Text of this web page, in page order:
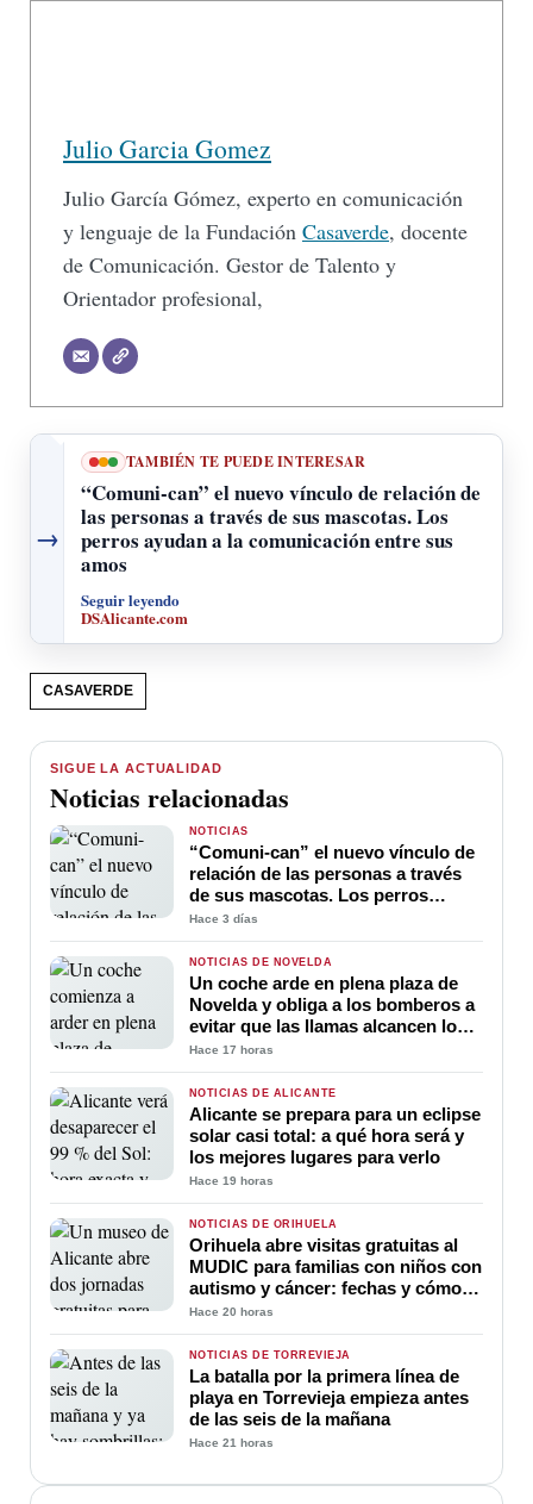
Julio Garcia Gomez
Julio García Gómez, experto en comunicación
y lenguaje de la Fundación Casaverde, docente
de Comunicación. Gestor de Talento y
Orientador profesional,
→
TAMBIÉN TE PUEDE INTERESAR
“Comuni-can” el nuevo vínculo de relación de
las personas a través de sus mascotas. Los
perros ayudan a la comunicación entre sus
amos
Seguir leyendo
DSAlicante.com
CASAVERDE
SIGUE LA ACTUALIDAD
Noticias relacionadas
NOTICIAS
“Comuni-can” el nuevo vínculo de
relación de las personas a través
de sus mascotas. Los perros
ayudan a la comunicación entre
sus amos
Hace 3 días
NOTICIAS DE NOVELDA
Un coche arde en plena plaza de
Novelda y obliga a los bomberos a
evitar que las llamas alcancen los
edificios
Hace 17 horas
NOTICIAS DE ALICANTE
Alicante se prepara para un eclipse
solar casi total: a qué hora será y
los mejores lugares para verlo
Hace 19 horas
NOTICIAS DE ORIHUELA
Orihuela abre visitas gratuitas al
MUDIC para familias con niños con
autismo y cáncer: fechas y cómo
participar
Hace 20 horas
NOTICIAS DE TORREVIEJA
La batalla por la primera línea de
playa en Torrevieja empieza antes
de las seis de la mañana
Hace 21 horas